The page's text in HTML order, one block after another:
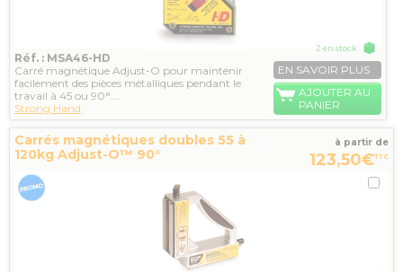
Réf. : MSA46-HD
Carré magnétique Adjust-O pour maintenir
facilement des pièces métalliques pendant le
travail à 45 ou 90°....
Strong Hand
2 en stock
EN SAVOIR PLUS
AJOUTER AU
PANIER
Carrés magnétiques doubles 55 à
120kg Adjust-O™ 90°
à partir de
123,50€TTC